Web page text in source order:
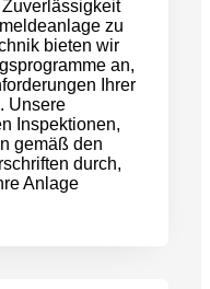
zu
bieten wir
an,
Ihrer
Unsere
Inspektionen,
gemäß den
durch,
Anlage